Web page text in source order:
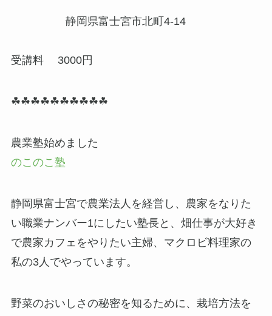
静岡県富士宮市北町4-14
受講料 3000円
☘☘☘☘☘☘☘☘☘☘
農業塾始めました
のこのこ塾
静岡県富士宮で農業法人を経営し、農家をなりた
い職業ナンバー1にしたい塾長と、畑仕事が大好き
で農家カフェをやりたい主婦、マクロビ料理家の
私の3人でやっています。
野菜のおいしさの秘密を知るために、栽培方法を